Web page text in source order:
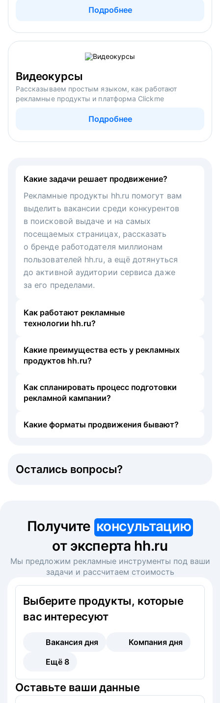
Подробнее
Видеокурсы
Рассказываем простым языком, как работают
рекламные продукты и платформа Clickme
Подробнее
Какие задачи решает продвижение?
Рекламные продукты hh.ru помогут вам
выделить вакансии среди конкурентов
в поисковой выдаче и на самых
посещаемых страницах, рассказать
о бренде работодателя миллионам
пользователей hh.ru, а ещё дотянуться
до активной аудитории сервиса даже
за его пределами.
Как работают рекламные
технологии hh.ru?
Какие преимущества есть у рекламных
продуктов hh.ru?
Как спланировать процесс подготовки
рекламной кампании?
Какие форматы продвижения бывают?
Остались вопросы?
Получите консультацию
от эксперта hh.ru
Мы предложим рекламные инструменты под ваши
задачи и рассчитаем стоимость
Выберите продукты, которые
вас интересуют
Вакансия дня
Компания дня
Ещё 8
Оставьте ваши данные